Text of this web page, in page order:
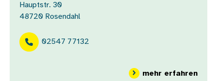
Hauptstr. 30
48720 Rosendahl
02547 77132
mehr erfahrenüber